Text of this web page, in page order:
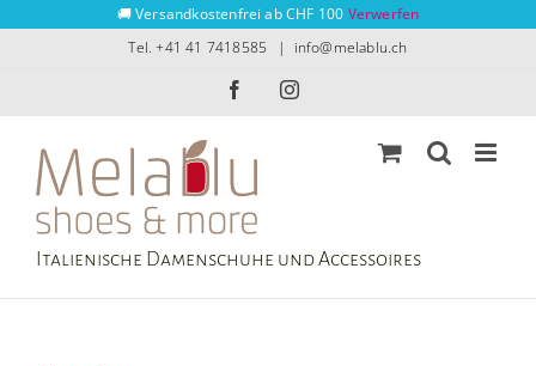
🚚 Versandkostenfrei ab CHF 100 Verwerfen
Tel. +41 41 7418585 | info@melablu.ch
FacebookInstagram
Italienische Damenschuhe und Accessoires